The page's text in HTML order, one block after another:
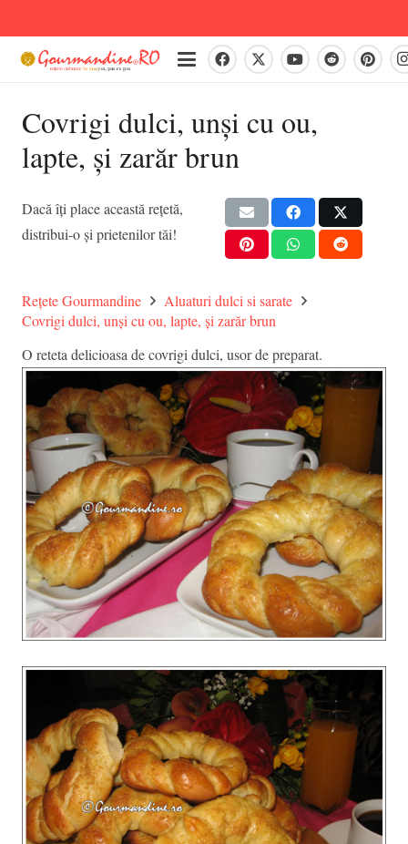
Covrigi dulci, unși cu ou,
lapte, și zarăr brun
Dacă îți place această rețetă,
distribui-o și prietenilor tăi!
Rețete Gourmandine
Aluaturi dulci si sarate
Covrigi dulci, unși cu ou, lapte, și zarăr brun
O reteta delicioasa de covrigi dulci, usor de preparat.